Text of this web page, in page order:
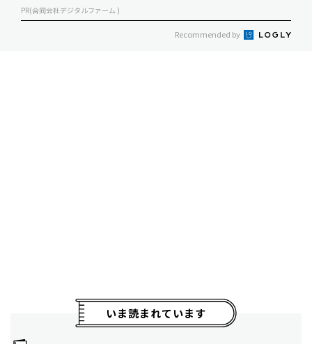
PR(合同会社デジタルファーム )
Recommended by
いま読まれています